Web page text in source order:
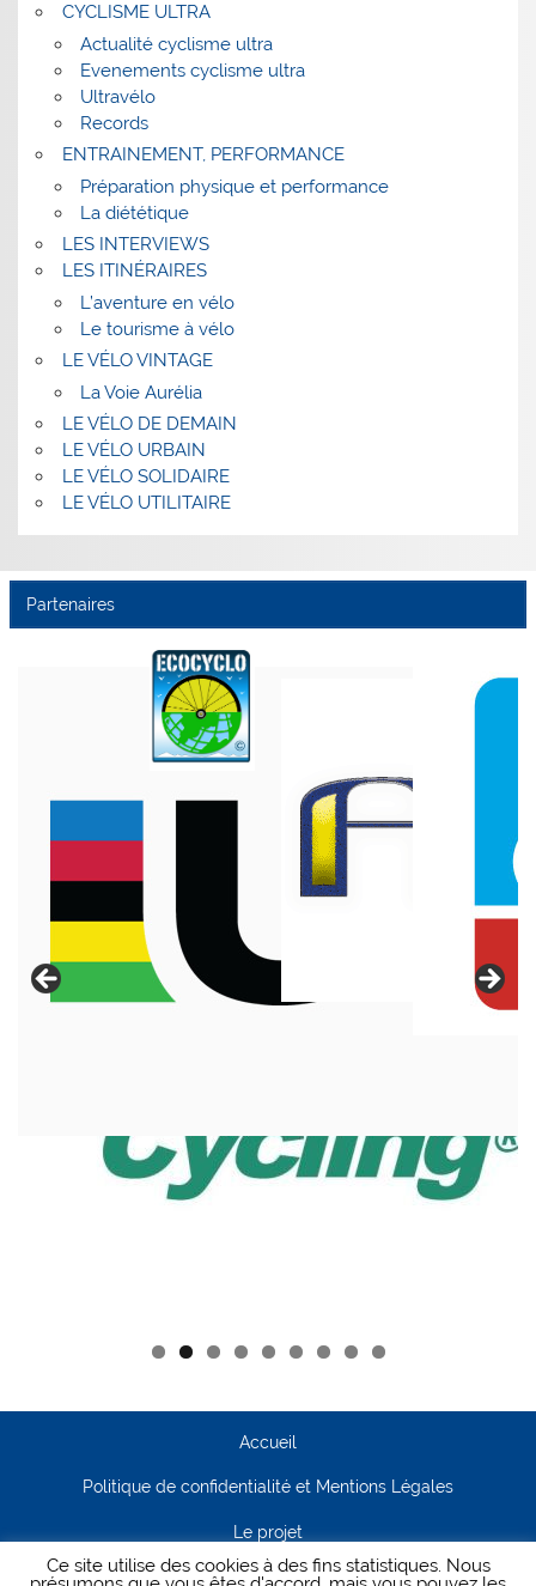
CYCLISME ULTRA
Actualité cyclisme ultra
Evenements cyclisme ultra
Ultravélo
Records
ENTRAINEMENT, PERFORMANCE
Préparation physique et performance
La diététique
LES INTERVIEWS
LES ITINÉRAIRES
L’aventure en vélo
Le tourisme à vélo
LE VÉLO VINTAGE
La Voie Aurélia
LE VÉLO DE DEMAIN
LE VÉLO URBAIN
LE VÉLO SOLIDAIRE
LE VÉLO UTILITAIRE
Partenaires
Accueil
Politique de confidentialité et Mentions Légales
Le projet
Contact
Ce site utilise des cookies à des fins statistiques. Nous